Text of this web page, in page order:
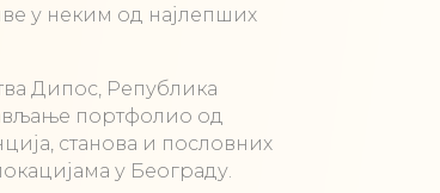
у неким од најлепших
Дипос, Република
портфолио од
станова и пословних
у Београду.